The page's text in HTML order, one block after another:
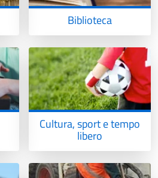
Biblioteca
Cultura, sport e tempo
libero